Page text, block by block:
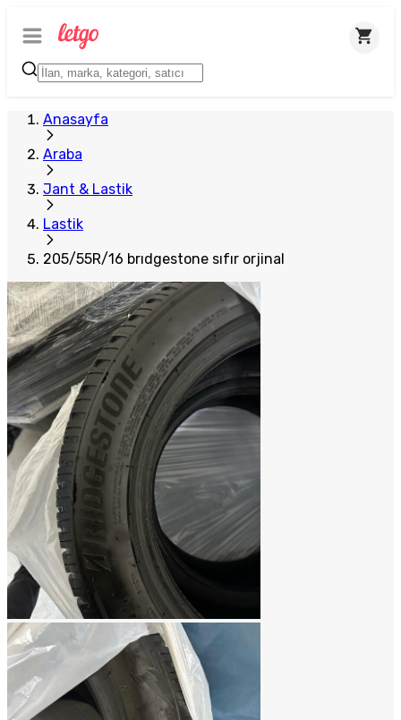
Anasayfa
Araba
Jant & Lastik
Lastik
205/55R/16 brıdgestone sıfır orjinal